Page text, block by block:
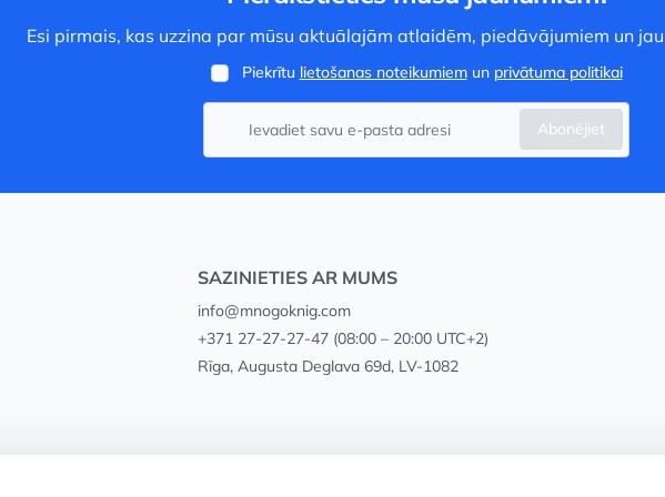
Esi pirmais, kas uzzina par mūsu aktuālajām atlaidēm, piedāvājumiem un
Piekrītu lietošanas noteikumiemun privātuma politikai
Abonējiet
SAZINIETIES AR MUMS
info@mnogoknig.com
+371 27-27-27-47(08:00 – 20:00 UTC+2)
Rīga, Augusta Deglava 69d, LV-1082